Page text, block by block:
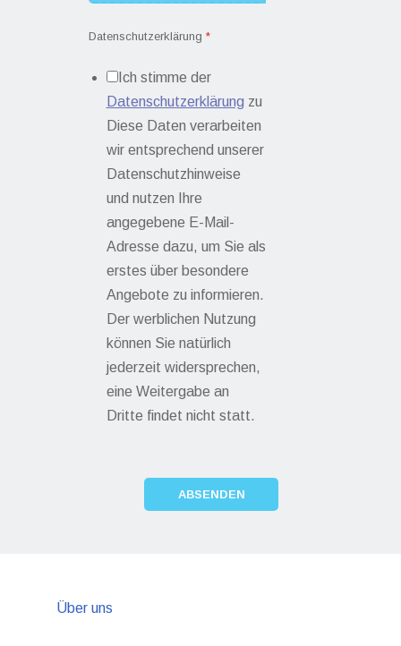
Datenschutzerklärung *
Ich stimme der
Datenschutzerklärung zu
Diese Daten verarbeiten
wir entsprechend unserer
Datenschutzhinweise
und nutzen Ihre
angegebene E-Mail-
Adresse dazu, um Sie als
erstes über besondere
Angebote zu informieren.
Der werblichen Nutzung
können Sie natürlich
jederzeit widersprechen,
eine Weitergabe an
Dritte findet nicht statt.
Über uns